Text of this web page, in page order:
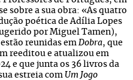
sobre a sua obra: «As quatro
poética de Adília Lopes
por Miguel Tamen),
estão reunidas em Dobra, que
reeditou e atualizou em
e que junta os 36 livros da
estreia com Um Jogo